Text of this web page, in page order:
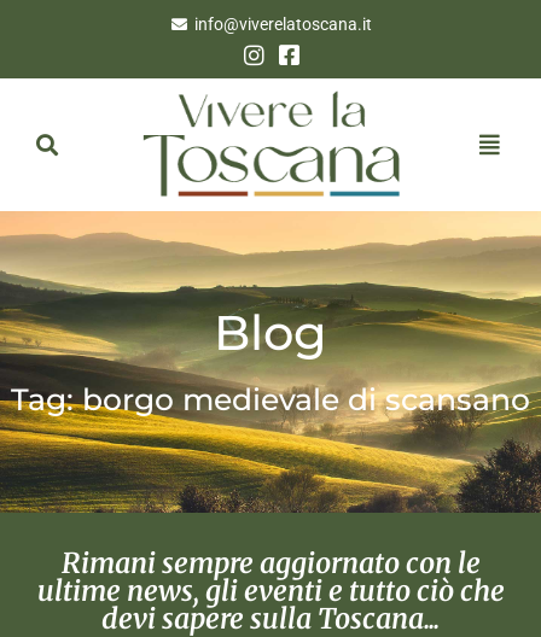
info@viverelatoscana.it
Blog
Tag: borgo medievale di scansano
Rimani sempre aggiornato con le
ultime news, gli eventi e tutto ciò che
devi sapere sulla Toscana...